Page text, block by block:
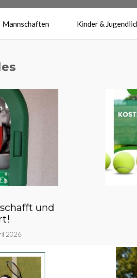
Mannschaften Kinder &
und
2026